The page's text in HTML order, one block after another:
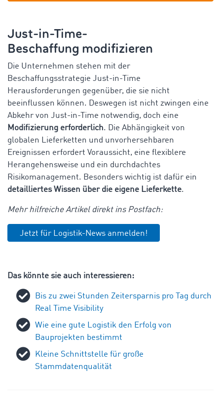
Just-in-Time-
Beschaffung modifizieren
Die Unternehmen stehen mit der
Beschaffungsstrategie Just-in-Time
Herausforderungen gegenüber, die sie nicht
beeinflussen können. Deswegen ist nicht zwingen eine
Abkehr von Just-in-Time notwendig, doch eine
Modifizierung erforderlich. Die Abhängigkeit von
globalen Lieferketten und unvorhersehbaren
Ereignissen erfordert Voraussicht, eine flexiblere
Herangehensweise und ein durchdachtes
Risikomanagement. Besonders wichtig ist dafür ein
detailliertes Wissen über die eigene Lieferkette.
Mehr hilfreiche Artikel direkt ins Postfach:
Jetzt für Logistik-News anmelden!
Das könnte sie auch interessieren:
Bis zu zwei Stunden Zeitersparnis pro Tag durch
Real Time Visibility
Wie eine gute Logistik den Erfolg von
Bauprojekten bestimmt
Kleine Schnittstelle für große
Stammdatenqualität